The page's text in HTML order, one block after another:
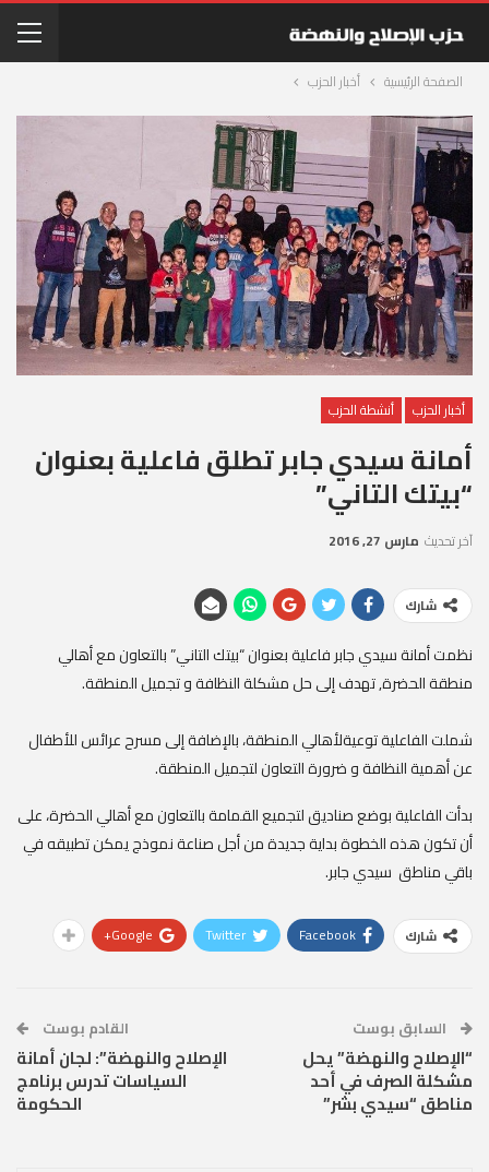
الصفحة الرئيسية أخبار الحزب
أخبار الحزب أنشطة الحزب
أمانة سيدي جابر تطلق فاعلية بعنوان
“بيتك التاني”
آخر تحديث مارس 27, 2016
شارك
نظمت أمانة سيدي جابر فاعلية بعنوان “بيتك التاني” بالتعاون مع أهالي
منطقة الحضرة, تهدف إلى حل مشكلة النظافة و تجميل المنطقة.
شملت الفاعلية توعيةلأهالي المنطقة، بالإضافة إلى مسرح عرائس للأطفال
عن أهمية النظافة و ضرورة التعاون لتجميل المنطقة.
بدأت الفاعلية بوضع صناديق لتجميع القمامة بالتعاون مع أهالي الحضرة، على
أن تكون هذه الخطوة بداية جديدة من أجل صناعة نموذج يمكن تطبيقه في
باقي مناطق سيدي جابر.
شارك Facebook
Twitter
Google+
السابق بوست
“الإصلاح والنهضة” يحل
مشكلة الصرف في أحد
مناطق “سيدي بشر”
القادم بوست
الإصلاح والنهضة”: لجان أمانة
السياسات تدرس برنامج
الحكومة